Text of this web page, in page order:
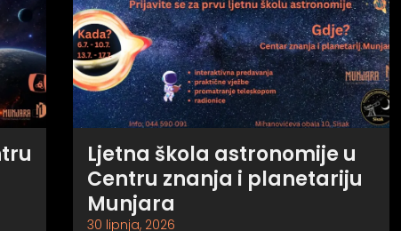
Ljetna škola astronomije u
Centru znanja i planetariju
Munjara
30 lipnja, 2026